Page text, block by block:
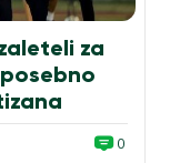
za
0